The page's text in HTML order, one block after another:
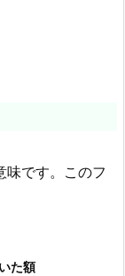
味です。このフ
た額